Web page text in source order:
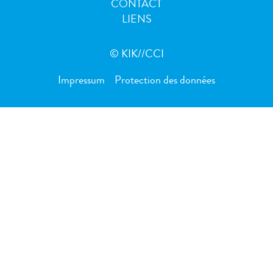
CONTACT
LIENS
© KIK//CCI
Impressum Protection des données